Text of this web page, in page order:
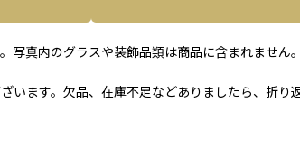
写真内のグラスや装飾品類は商品に含まれません。
ます。欠品、在庫不足などありましたら、折り